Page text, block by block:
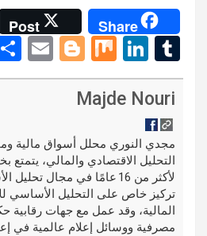
Share
Post
T
u
m
bl
r
Li
n
ke
n
M
ix
Bl
o
er
E
m
Majde Nouri
مجدي النوري محلل أسواق مالية
التحليل الاقتصادي والمالي، يتمتع
لأكثر من 16 عامًا في مجال
تركيز خاص على التحليل الأساسي
المالية، وقد عمل مع جهات
مصرفية ووسائل إعلام عالمية في